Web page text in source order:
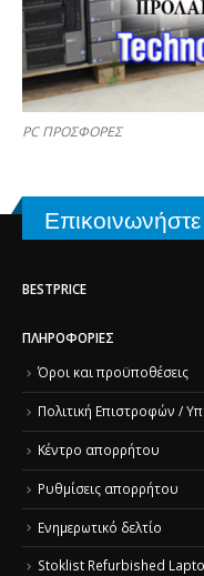
PC ΠΡΟΣΦΟΡΕΣ
BESTPRICE
ΠΛΗΡΟΦΟΡΊΕΣ
Όροι και προϋποθέσεις
Πολιτική Επιστροφών /
Κέντρο απορρήτου
Ρυθμίσεις απορρήτου
Ενημερωτικό δελτίο
Stoklist Refurbished